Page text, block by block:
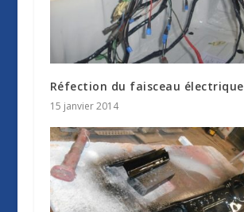
Réfection du faisceau électrique
15 janvier 2014